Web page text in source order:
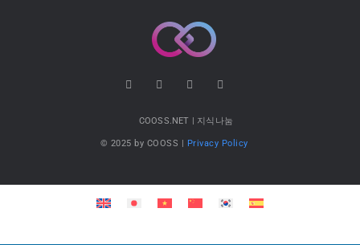
COOSS.NET | 지식나눔
© 2025 by COOSS | Privacy Policy